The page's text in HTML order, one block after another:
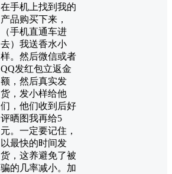
在手机上找到我的
产品购买下来，
（手机直通车进
去）我送香水小
样。然后微信或者
QQ发红包立返金
额，然后真实发
货，发小样给他
们，他们收到后好
评晒图我再给5
元。一定要记住，
以最快的时间发
货，这养避免了被
骗的几率减小。加